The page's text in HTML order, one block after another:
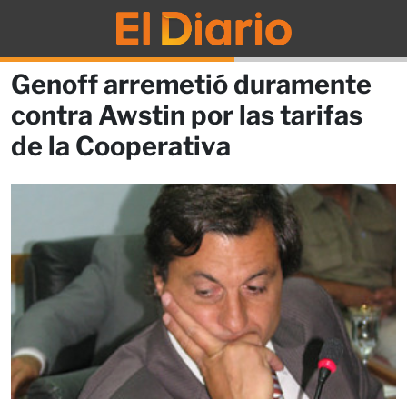
Genoff arremetió duramente
contra Awstin por las tarifas
de la Cooperativa